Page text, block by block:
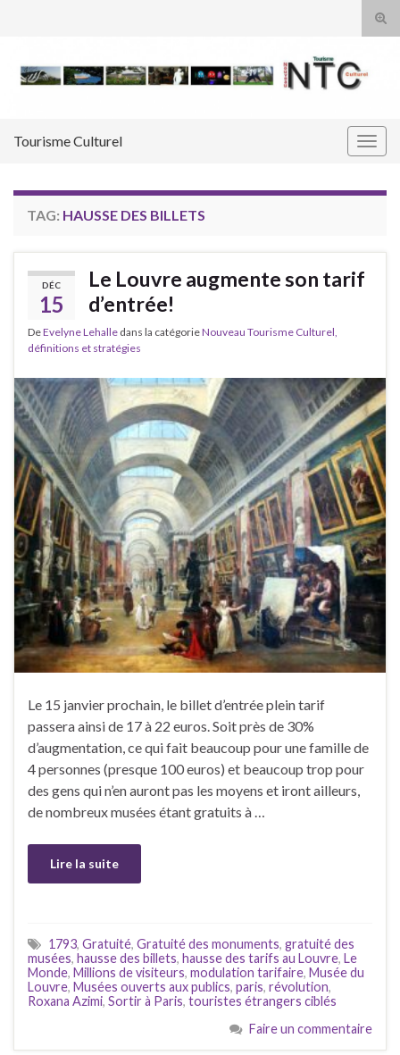
Tourisme Culturel
TAG: HAUSSE DES BILLETS
DÉC
15
Le Louvre augmente son tarif
d’entrée!
DeEvelyne Lehalle dans la catégorieNouveau Tourisme Culturel,
définitions et stratégies
Le 15 janvier prochain, le billet d’entrée plein tarif
passera ainsi de 17 à 22 euros. Soit près de 30%
d’augmentation, ce qui fait beaucoup pour une famille de
4 personnes (presque 100 euros) et beaucoup trop pour
des gens qui n’en auront pas les moyens et iront ailleurs,
de nombreux musées étant gratuits à …
Lire la suite
1793, Gratuité, Gratuité des monuments, gratuité des
musées, hausse des billets, hausse des tarifs au Louvre, Le
Monde, Millions de visiteurs, modulation tarifaire, Musée du
Louvre, Musées ouverts aux publics, paris, révolution,
Roxana Azimi, Sortir à Paris, touristes étrangers ciblés
Faire un commentaire